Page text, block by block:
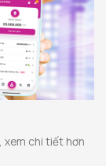
xem chi tiết hơn